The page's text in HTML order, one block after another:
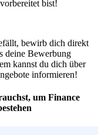
bist!
bewirb dich direkt
deine Bewerbung
kannst du dich über
informieren!
um Finance